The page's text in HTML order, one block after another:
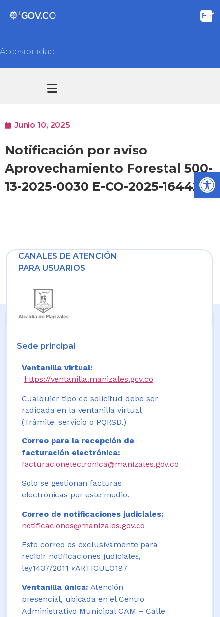
Accesibilidad
Junio 10, 2025
Notificación por aviso
Aprovechamiento Forestal 500-
13-2025-0030 E-CO-2025-16442
CANALES DE ATENCIÓN
PARA USUARIOS
Sede principal
Ventanilla virtual:
https://ventanilla.manizales.gov.co
Cualquier tipo de solicitud debe ser
radicada en la ventanilla virtual
(Trámite, servicio o PQRSD.)
Correo para la recepción de
facturación electrónica:
facturacionelectronica@manizales.gov.co
Solo se gestionan facturas
electrónicas por este medio.
Correo de notificaciones judiciales:
notificaciones@manizales.gov.co
Este correo es exclusivamente para
recibir notificaciones judiciales,
ley1437/2011 «ARTICULO197
Ventanilla única: Atención
presencial, ubicada en el Centro
Administrativo Municipal CAM – Calle